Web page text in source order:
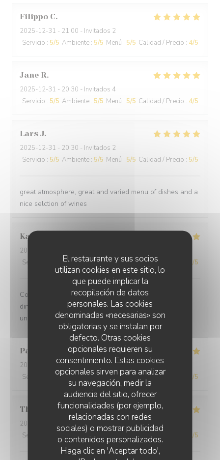
El restaurante y sus socios
utilizan cookies en este sitio, lo
que puede implicar la
recopilación de datos
personales. Las cookies
denominadas «necesarias» son
obligatorias y se instalan por
defecto. Otras cookies
opcionales requieren su
consentimiento. Estas cookies
opcionales sirven para analizar
su navegación, medir la
audiencia del sitio, ofrecer
funcionalidades (por ejemplo,
relacionadas con redes
sociales) o mostrar publicidad
o contenidos personalizados.
Haga clic en 'Aceptar todo',
Filippo C
2025-12-31 - 21:00 - Invitados 2
Servicio : 5/5 Ambiente : 5/5 Menú : 5/5 Calidad / Precio : 4/5
Jane R
2025-12-31 - 20:30 - Invitados 4
Servicio : 5/5 Ambiente : 5/5 Menú : 5/5 Calidad / Precio : 4/5
Lars J
2025-12-31 - 20:30 - Invitados 2
Servicio : 5/5 Ambiente : 5/5 Menú : 5/5 Calidad / Precio : 5/5
great atmosphere, great and varied menu of dishes and a
nice selction of wines
Kamil
2025-12-31
Servicio
Ambiente: 5/5 Menú: 5/5 Calidad / Precio /5
Comprehensive restaurant with friendly service. The
dinner was tasty with fresh ingredients and served with
unexpected flavors.
Paolo
2025-12-29 - 20:00 - Invitados 2
Servicio
/5 Ambiente: 5/5 Menú: 5 /5 Calidad / Precio /5
Thomas L
2025-12-31
- 20:00 - Invitados 2
Servicio
Ambiente : 5 Menú 5 Calidad / Precio /5